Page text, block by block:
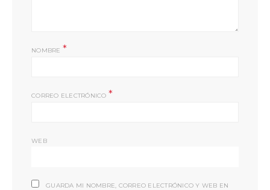
NOMBRE *
CORREO ELECTRÓNICO *
WEB
GUARDA MI NOMBRE, CORREO ELECTRÓNICO Y WEB EN